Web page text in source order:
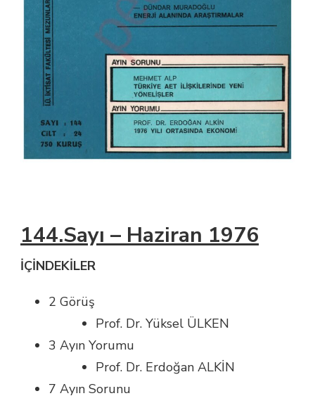
144.Sayı – Haziran 1976
İÇİNDEKİLER
2 Görüş
Prof. Dr. Yüksel ÜLKEN
3 Ayın Yorumu
Prof. Dr. Erdoğan ALKİN
7 Ayın Sorunu